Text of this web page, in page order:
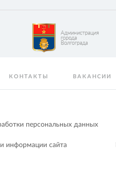
КОНТАКТЫ ВАКАНСИИ
персональных данных
информации сайта